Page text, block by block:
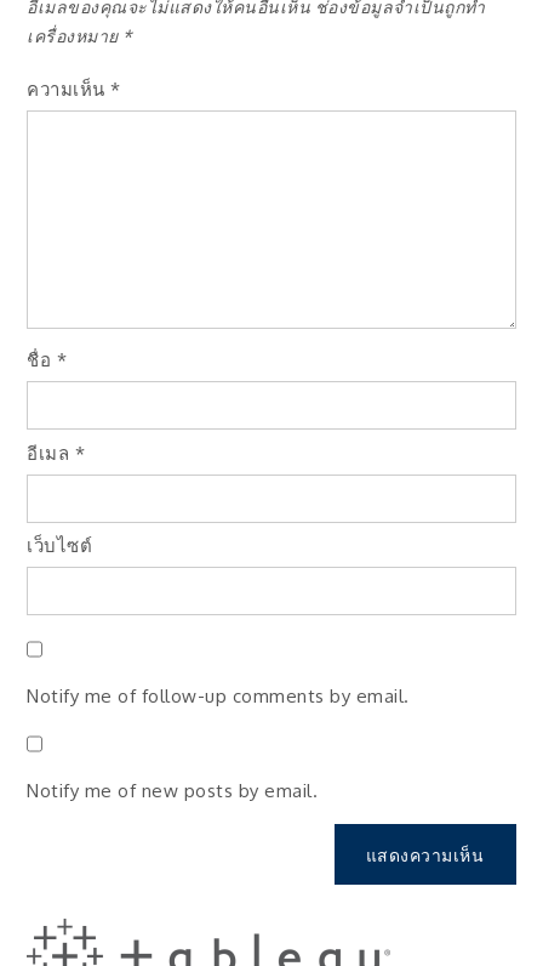
อีเมลของคุณจะไม่แสดงให้คนอื่นเห็น ช่องข้อมูลจำเป็นถูกทำ
เครื่องหมาย *
ความเห็น*
ชื่อ *
อีเมล *
เว็บไซต์
Notify me of follow-up comments by email.
Notify me of new posts by email.